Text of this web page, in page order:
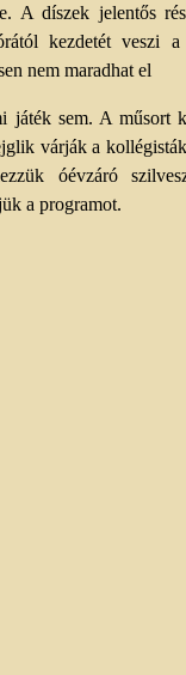
A díszek jelentős
kezdetét veszi a
nem maradhat el
játék sem. A műsort
várják a
óévzáró
a programot.